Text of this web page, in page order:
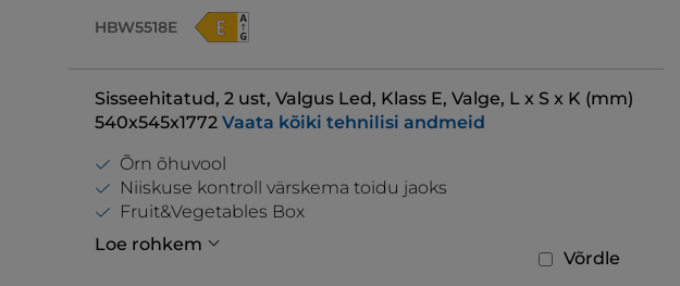
HBW5518E
Sisseehitatud, 2 ust, Valgus Led, Klass E, Valge, L x S x K (mm)
540x545x1772 Vaata kõiki tehnilisi andmeid
Võrdle
Õrn õhuvool
Niiskuse kontroll värskema toidu jaoks
Fruit&Vegetables Box
Loe rohkem